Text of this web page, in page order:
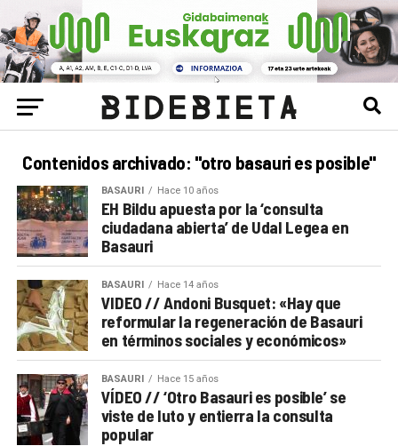
Contenidos archivado: "otro basauri es posible"
BASAURI Hace 10 años
EH Bildu apuesta por la ‘consulta
ciudadana abierta’ de Udal Legea en
Basauri
BASAURI Hace 14 años
VIDEO // Andoni Busquet: «Hay que
reformular la regeneración de Basauri
en términos sociales y económicos»
BASAURI Hace 15 años
VÍDEO // ‘Otro Basauri es posible’ se
viste de luto y entierra la consulta
popular